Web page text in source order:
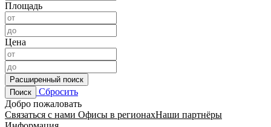
Площадь
Цена
Расширенный поиск
Поиск
Сбросить
Добро пожаловать
Связаться с нами Офисы в регионахНаши партнёры